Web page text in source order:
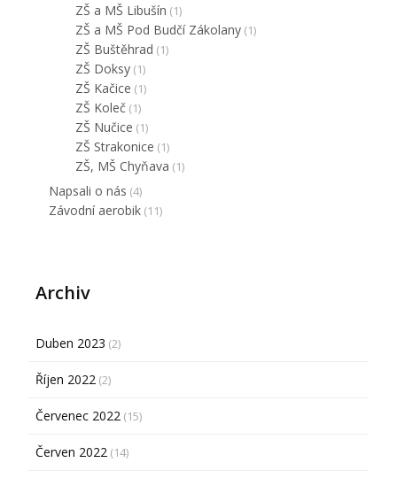
ZŠ a MŠ Libušín (1)
ZŠ a MŠ Pod Budčí Zákolany (1)
ZŠ Buštěhrad (1)
ZŠ Doksy (1)
ZŠ Kačice (1)
ZŠ Koleč (1)
ZŠ Nučice (1)
ZŠ Strakonice (1)
ZŠ, MŠ Chyňava (1)
Napsali o nás (4)
Závodní aerobik (11)
Archiv
Duben 2023 (2)
Říjen 2022 (2)
Červenec 2022 (15)
Červen 2022 (14)